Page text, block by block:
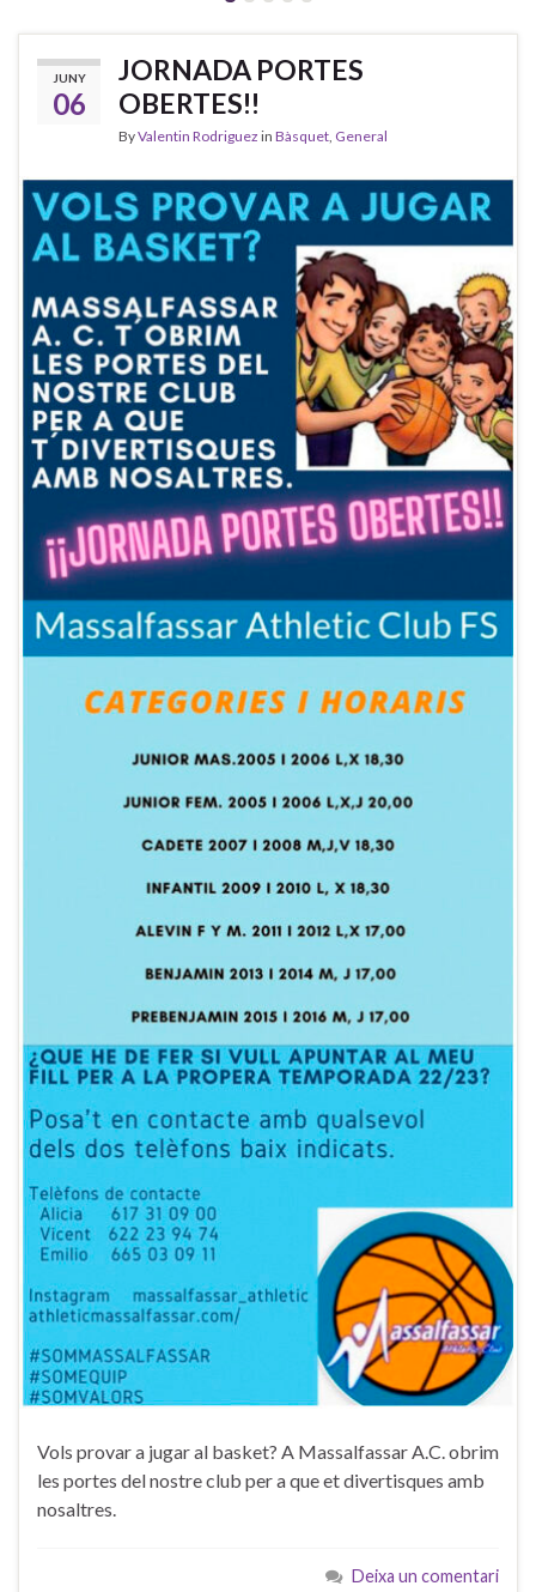
JUNY
06
JORNADA PORTES
OBERTES!!
ByValentin Rodriguez in Bàsquet General
Vols provar a jugar al basket? A Massalfassar A.C. obrim
les portes del nostre club per a que et divertisques amb
nosaltres.
Deixa un comentari